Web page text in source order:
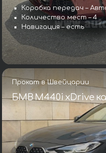
Коробка передач –
Количество мест – 4
Навигация – есть
Прокат в Швейцарии
БМВ M440i xDrive